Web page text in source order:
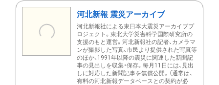
河北新報 震災アーカイブ
河北新報社による東日本大震災アーカイブプ
ロジェクト。東北大学災害科学国際研究所の
支援のもと運営。河北新報社の記者、カメラマ
ンが撮影した写真、市民より提供された写真等
のほか、1991年以降の震災に関連した新聞記
事の見出しを収集・保存。毎月11日には、見出
しに対応した新聞記事を無償公開。（通常は、
有料の河北新報データベースとの契約が必